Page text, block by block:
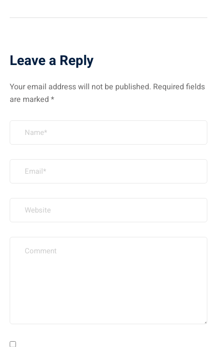
Leave a Reply
Your email address will not be published. Required fields
are marked *